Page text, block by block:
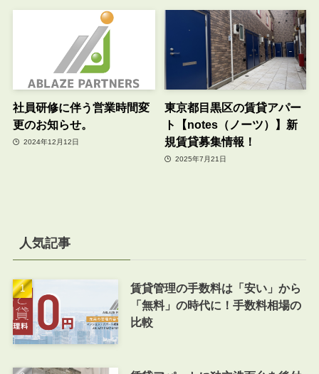
社員研修に伴う営業時間変
更のお知らせ。
2024年12月12日
東京都目黒区の賃貸アパー
ト【notes（ノーツ）】新
規賃貸募集情報！
2025年7月21日
人気記事
賃貸管理の手数料は「安い」から
「無料」の時代に！手数料相場の
比較